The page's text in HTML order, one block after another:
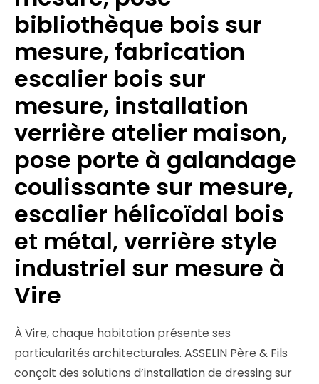
bibliothèque bois sur
mesure, fabrication
escalier bois sur
mesure, installation
verrière atelier maison,
pose porte à galandage
coulissante sur mesure,
escalier hélicoïdal bois
et métal, verrière style
industriel sur mesure à
Vire
À Vire, chaque habitation présente ses
particularités architecturales. ASSELIN Père & Fils
conçoit des solutions d’installation de dressing sur